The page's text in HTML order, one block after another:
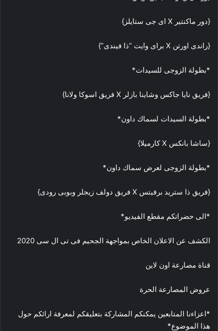
{دور ماكنتير X اى جى ستايلز}
{راندى اورتن X براى وايت “ذا فيندى”}
*بطولة الزوجى للسيدات*
{فريق نايا جاكس وشاينا بازلر X فريق اسوكا ولانا}
*بطولة السيدات لسماك داون*
{ساشا بانكس X كارميلا}
*بطولة الزوجى لعرض سماك داون*
{فريق ذا ستريد برفيتس X فريق دولف زيجلر وبوبى رودى}
*الى حضراتكم مقطع الفيديو*
الكشف عن الاعلان الخاص بمواجهة الجحيم فى تى ال سى 2020
قناة مصارعة اون لاين
عروض المصارعة الحرة
*اعزاءنا المتابعين يمكنكم المشاركة بتعليقكم لمعرفة ارائكم حول
هذا الموضوع*